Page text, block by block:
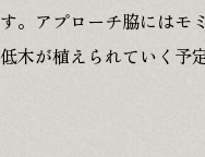
す。アプローチ脇にはモ
低木が植えられていく予